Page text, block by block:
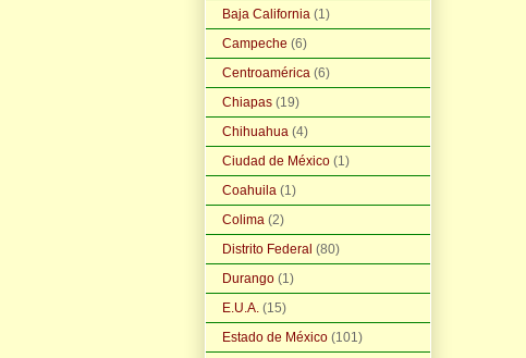
Baja California (1)
Campeche (6)
Centroamérica (6)
Chiapas (19)
Chihuahua (4)
Ciudad de México (1)
Coahuila (1)
Colima (2)
Distrito Federal (80)
Durango (1)
E.U.A. (15)
Estado de México (101)